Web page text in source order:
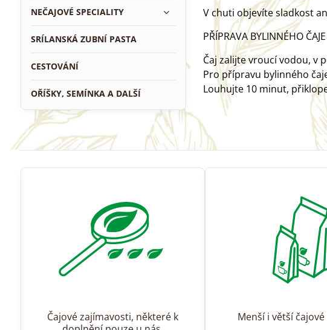
V chuti objevíte sladkost
PŘÍPRAVA BYLINNÉHO ČAJE
Čaj zalijte vroucí vodou, v
Pro přípravu bylinného
Louhujte 10 minut,
NEČAJOVÉ SPECIALITY
SRÍLANSKÁ ZUBNÍ PASTA
CESTOVÁNÍ
OŘÍŠKY, SEMÍNKA A DALŠÍ
Čajové zajímavosti, některé k
Menší i větší